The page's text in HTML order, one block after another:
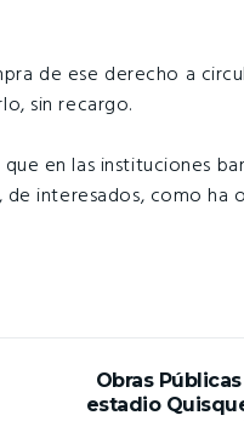
de ese derecho a
sin recargo.
en las instituciones
interesados, como ha
Obras
estadio